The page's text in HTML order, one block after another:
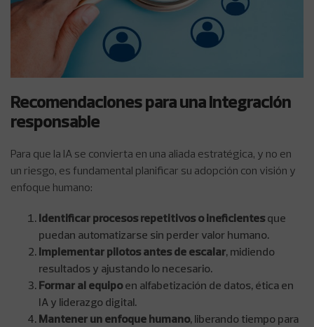
Recomendaciones para una integración
responsable
Para que la IA se convierta en una aliada estratégica, y no en
un riesgo, es fundamental planificar su adopción con visión y
enfoque humano:
Identificar procesos repetitivos o ineficientesque
puedan automatizarse sin perder valor humano.
Implementar pilotos antes de escalar, midiendo
resultados y ajustando lo necesario.
Formar al equipoen alfabetización de datos, ética en
IA y liderazgo digital.
Mantener un enfoque humano, liberando tiempo para